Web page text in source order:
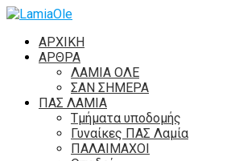
ΑΡΧΙΚΗ
ΑΡΘΡΑ
ΛΑΜΙΑ ΟΛΕ
ΣΑΝ ΣΗΜΕΡΑ
ΠΑΣ ΛΑΜΙΑ
Τμήματα υποδομής
Γυναίκες ΠΑΣ Λαμία
ΠΑΛΑΙΜΑΧΟΙ